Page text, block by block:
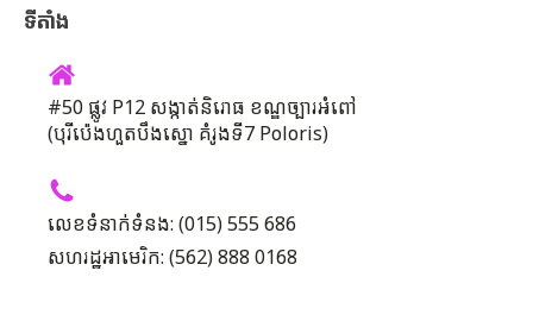
ទីតាំង
#50 ផ្លូវ P12 សង្កាត់និរោធ ខណ្ឌច្បារអំពៅ
(បុរីប៉េងហួតបឹងស្នោ គំរូងទី7 Poloris)
លេខទំនាក់ទំនង: (015) 555 686
សហរដ្ឋអាមេរិក: (562) 888 0168